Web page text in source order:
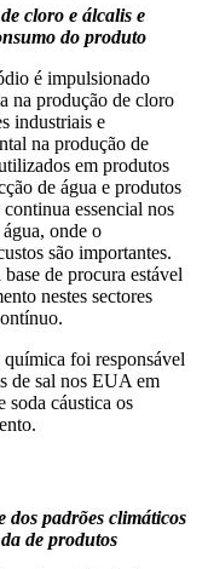
cloro e álcalis e
do produto
é impulsionado
na produção de cloro
industriais e
na produção de
em produtos
de água e produtos
essencial nos
onde o
são importantes.
de procura estável
nestes sectores
foi responsável
de sal nos EUA em
soda cáustica os
padrões climáticos
de produtos